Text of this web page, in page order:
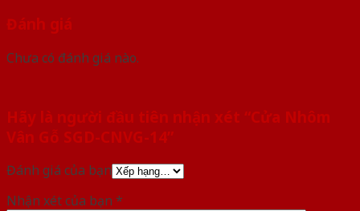
Đánh giá
Chưa có đánh giá nào.
Hãy là người đầu tiên nhận xét “Cửa Nhôm
Vân Gỗ SGD-CNVG-14”
Đánh giá của bạn
Nhận xét của bạn *